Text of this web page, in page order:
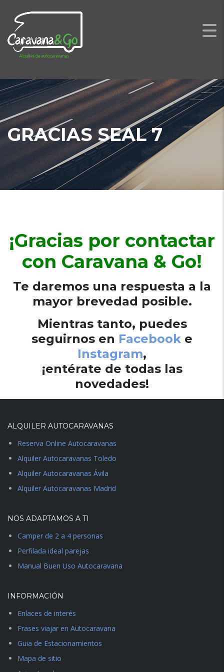
GRACIAS SEAL 7
¡Gracias por contactar
con Caravana & Go!
Te daremos una respuesta a la
mayor brevedad posible.
Mientras tanto, puedes
seguirnos en Facebook e
Instagram,
¡entérate de todas las
novedades!
ALQUILER AUTOCARAVANAS
Reserva Online Autocaravanas
Alquiler Autocaravanas Toledo
Alquiler Autocaravanas Ávila
Alquiler Autocaravanas Madrid
NOS ADAPTAMOS A TI
Camper de 2 a 4 personas
Perfilada ideal parejas
Manual Buen Uso Autocaravana
INFORMACIÓN
Enlaces de interés
Frases viajar en Autocaravana
Guia de Estacionamientos
Mapa de sitio